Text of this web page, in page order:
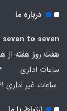
درباره ما
seven to seven
هفت روز هفته از
ساعات اداری 66415123-66454416-021
ساعات غیر اداری 09366513131